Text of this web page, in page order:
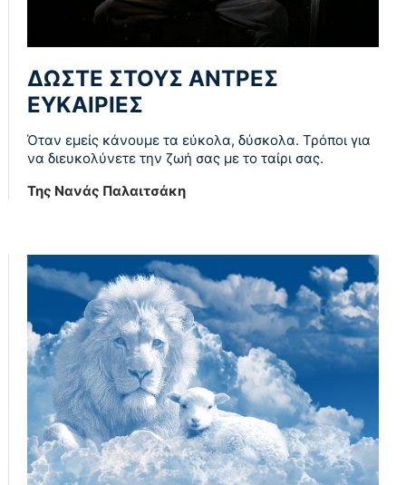
ΔΩΣΤΕ ΣΤΟΥΣ ΑΝΤΡΕΣ
ΕΥΚΑΙΡΙΕΣ
Όταν εμείς κάνουμε τα εύκολα, δύσκολα. Τρόποι για
να διευκολύνετε την ζωή σας με το ταίρι σας.
Της Νανάς Παλαιτσάκη